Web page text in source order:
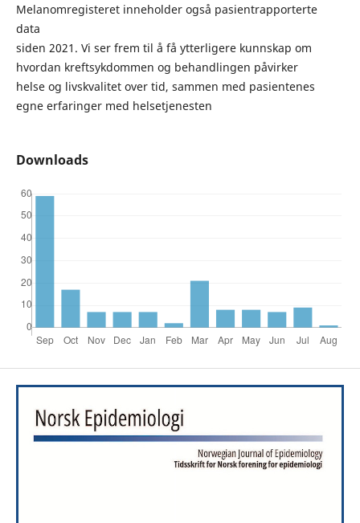
Melanomregisteret inneholder også pasientrapporterte
data
siden 2021. Vi ser frem til å få ytterligere kunnskap om
hvordan kreftsykdommen og behandlingen påvirker
helse og livskvalitet over tid, sammen med pasientenes
egne erfaringer med helsetjenesten
Downloads